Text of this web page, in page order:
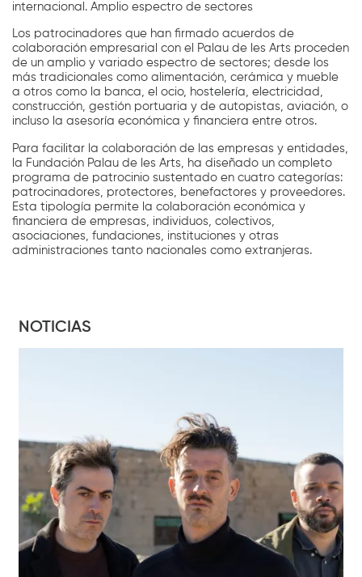
internacional. Amplio espectro de sectores
Los patrocinadores que han firmado acuerdos de
colaboración empresarial con el Palau de les Arts proceden
de un amplio y variado espectro de sectores; desde los
más tradicionales como alimentación, cerámica y mueble
a otros como la banca, el ocio, hostelería, electricidad,
construcción, gestión portuaria y de autopistas, aviación, o
incluso la asesoría económica y financiera entre otros.
Para facilitar la colaboración de las empresas y entidades,
la Fundación Palau de les Arts, ha diseñado un completo
programa de patrocinio sustentado en cuatro categorías:
patrocinadores, protectores, benefactores y proveedores.
Esta tipología permite la colaboración económica y
financiera de empresas, individuos, colectivos,
asociaciones, fundaciones, instituciones y otras
administraciones tanto nacionales como extranjeras.
NOTICIAS